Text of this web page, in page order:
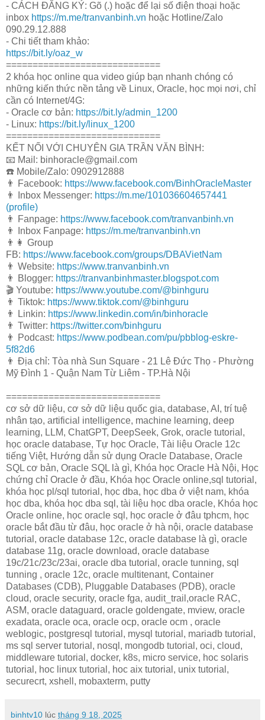
- CÁCH ĐĂNG KÝ: Gõ (.) hoặc để lại số điện thoại hoặc
inbox https://m.me/tranvanbinh.vn hoặc Hotline/Zalo
090.29.12.888
- Chi tiết tham khảo:
https://bit.ly/oaz_w
=============================
2 khóa học online qua video giúp bạn nhanh chóng có
những kiến thức nền tảng về Linux, Oracle, học mọi nơi, chỉ
cần có Internet/4G:
- Oracle cơ bản: https://bit.ly/admin_1200
- Linux: https://bit.ly/linux_1200
=============================
KẾT NỐI VỚI CHUYÊN GIA TRẦN VĂN BÌNH:
📧 Mail: binhoracle@gmail.com
☎️ Mobile/Zalo: 0902912888
👨 Facebook: https://www.facebook.com/BinhOracleMaster
👨 Inbox Messenger: https://m.me/101036604657441
(profile)
👨 Fanpage: https://www.facebook.com/tranvanbinh.vn
👨 Inbox Fanpage: https://m.me/tranvanbinh.vn
👨👩 Group
FB: https://www.facebook.com/groups/DBAVietNam
👨 Website: https://www.tranvanbinh.vn
👨 Blogger: https://tranvanbinhmaster.blogspot.com
🎬 Youtube: https://www.youtube.com/@binhguru
👨 Tiktok: https://www.tiktok.com/@binhguru
👨 Linkin: https://www.linkedin.com/in/binhoracle
👨 Twitter: https://twitter.com/binhguru
👨 Podcast: https://www.podbean.com/pu/pbblog-eskre-
5f82d6
👨 Địa chỉ: Tòa nhà Sun Square - 21 Lê Đức Thọ - Phường
Mỹ Đình 1 - Quận Nam Từ Liêm - TP.Hà Nội
=============================
cơ sở dữ liệu, cơ sở dữ liệu quốc gia, database, AI, trí tuệ
nhân tạo, artificial intelligence, machine learning, deep
learning, LLM, ChatGPT, DeepSeek, Grok, oracle tutorial,
học oracle database, Tự học Oracle, Tài liệu Oracle 12c
tiếng Việt, Hướng dẫn sử dụng Oracle Database, Oracle
SQL cơ bản, Oracle SQL là gì, Khóa học Oracle Hà Nội, Học
chứng chỉ Oracle ở đầu, Khóa học Oracle online,sql tutorial,
khóa học pl/sql tutorial, học dba, học dba ở việt nam, khóa
học dba, khóa học dba sql, tài liệu học dba oracle, Khóa học
Oracle online, học oracle sql, học oracle ở đâu tphcm, học
oracle bắt đầu từ đâu, học oracle ở hà nội, oracle database
tutorial, oracle database 12c, oracle database là gì, oracle
database 11g, oracle download, oracle database
19c/21c/23c/23ai, oracle dba tutorial, oracle tunning, sql
tunning , oracle 12c, oracle multitenant, Container
Databases (CDB), Pluggable Databases (PDB), oracle
cloud, oracle security, oracle fga, audit_trail,oracle RAC,
ASM, oracle dataguard, oracle goldengate, mview, oracle
exadata, oracle oca, oracle ocp, oracle ocm , oracle
weblogic, postgresql tutorial, mysql tutorial, mariadb tutorial,
ms sql server tutorial, nosql, mongodb tutorial, oci, cloud,
middleware tutorial, docker, k8s, micro service, hoc solaris
tutorial, hoc linux tutorial, hoc aix tutorial, unix tutorial,
securecrt, xshell, mobaxterm, putty
binhtv10 lúc tháng 9 18, 2025